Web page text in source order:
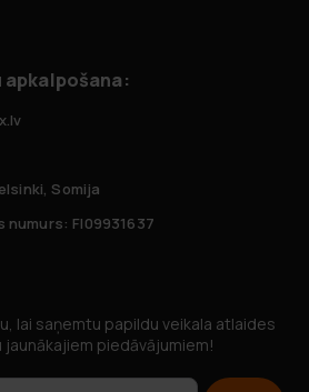
Somija
FI09931637
lai saņemtu papildu veikala atlaides
jaunākajiem piedāvājumiem!